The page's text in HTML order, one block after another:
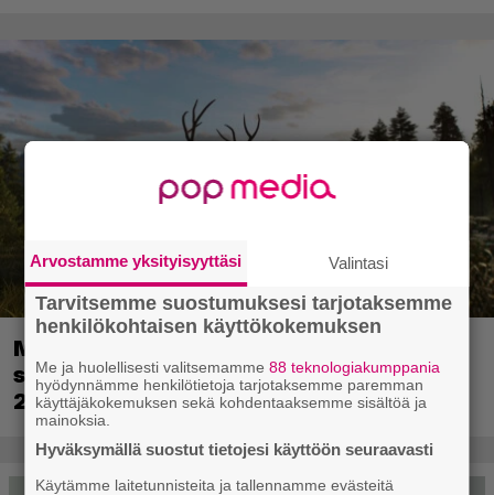
Metsästyssimulaattorin jatko-osa
saapuu ensi kuussa – Way of the Hunter
2 päivättiin
Arvostamme yksityisyyttäsi Valintasi
Tarvitsemme suostumuksesi tarjotaksemme
henkilökohtaisen käyttökokemuksen
Me ja huolellisesti valitsemamme88 teknologiakumppania
hyödynnämme henkilötietoja tarjotaksemme paremman
käyttäjäkokemuksen sekä kohdentaaksemme sisältöä ja
mainoksia.
Hyväksymällä suostut tietojesi käyttöön seuraavasti
Käytämme laitetunnisteita ja tallennamme evästeitä